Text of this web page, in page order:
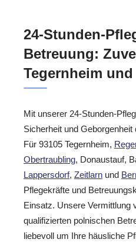
24-Stunden-
Betreuung:
Tegernheim
Mit unserer 24-Stunden-
Sicherheit und
Für 93105 Tegernheim,
Obertraubling, Donaustauf,
Lappersdorf, Zeitlarn und
Pflegekräfte und
Einsatz. Unsere Vermittlung
qualifizierten polnischen
liebevoll um Ihre häusliche